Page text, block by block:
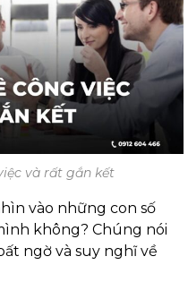
và rất gắn kết
vào những con số
không? Chúng nói
ngờ và suy nghĩ về